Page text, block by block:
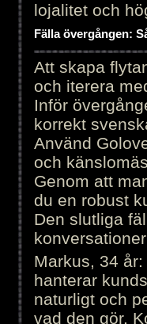
lojalitet och
Fälla övergången:
Att skapa
och iterera
Inför
korrekt
Använd
och
Genom att
du en robust
Den slutliga
Markus, 34
hanterar
naturligt och
vad den gör.